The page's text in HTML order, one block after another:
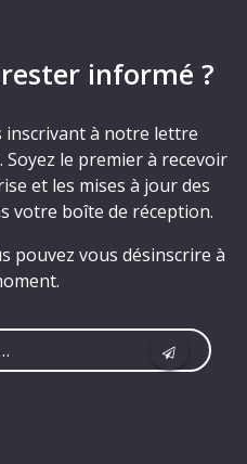
informé ?
inscrivant à notre lettre
le premier à recevoir
et les mises à jour des
votre boîte de réception.
pouvez vous désinscrire à